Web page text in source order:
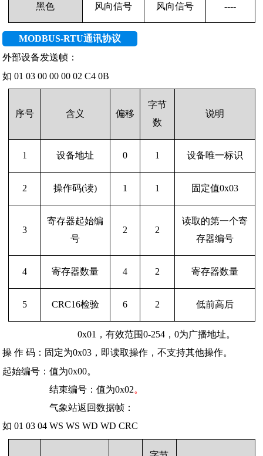
黑色 风向信号 风向信号 ----
MODBUS-RTU通讯协议
外部设备发送帧：
如 01 03 00 00 00 02 C4 0B
序号 含义 偏移
字节
数
说明
1 设备地址 0 1 设备唯一标识
2 操作码(读) 1 1 固定值0x03
3
寄存器起始编
号
2 2
读取的第一个寄
存器编号
4 寄存器数量 4 2 寄存器数量
5 CRC16检验 6 2 低前高后
设备地址：假定为0x01，有效范围0-254，0为广播地址。
操 作 码：固定为0x03，即读取操作，不支持其他操作。
起始编号：值为0x00。
结束编号：值为0x02。
气象站返回数据帧：
如 01 03 04 WS WS WD WD CRC